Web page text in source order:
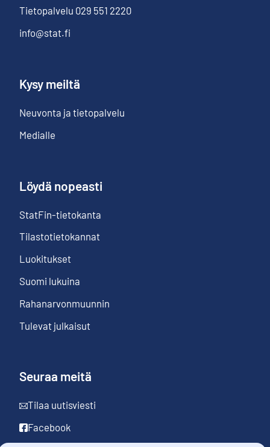
Tietopalvelu 029 551 2220
info@stat.fi
Kysy meiltä
Neuvonta ja tietopalvelu
Medialle
Löydä nopeasti
StatFin-tietokanta
Tilastotietokannat
Luokitukset
Suomi lukuina
Rahanarvonmuunnin
Tulevat julkaisut
Seuraa meitä
Tilaa uutisviesti
Facebook